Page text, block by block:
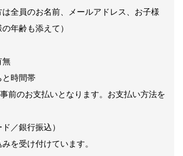
は全員のお名前、メールアドレス、お子様
年齢も添えて）
無
と時間帯
前のお支払いとなります。お支払い方法を
／銀行振込）
を受け付けています。